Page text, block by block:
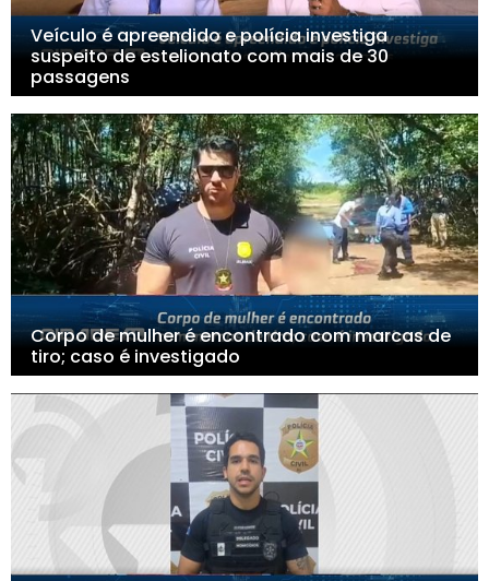
Veículo é apreendido e polícia investiga
suspeito de estelionato com mais de 30
passagens
Corpo de mulher é encontrado com marcas de
tiro; caso é investigado